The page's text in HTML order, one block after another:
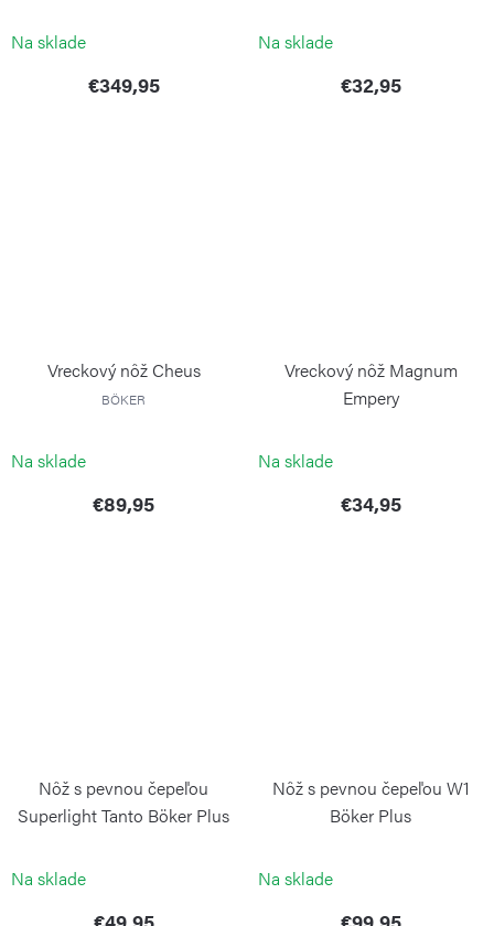
Na sklade
€349,95
Na sklade
€32,95
Vreckový nôž Cheus
BÖKER
Na sklade
€89,95
Vreckový nôž Magnum
Empery
Na sklade
€34,95
Nôž s pevnou čepeľou
Superlight Tanto Böker Plus
Na sklade
Nôž s pevnou čepeľou W1
Böker Plus
Na sklade